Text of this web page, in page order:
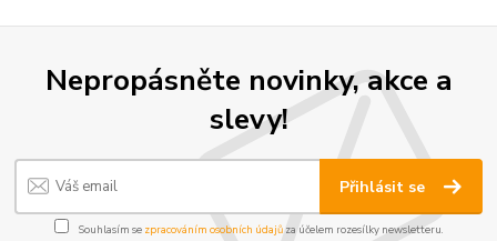
Nepropásněte novinky, akce a
slevy!
Přihlásit se
Souhlasím se zpracováním osobních údajůza účelem rozesílky newsletteru.